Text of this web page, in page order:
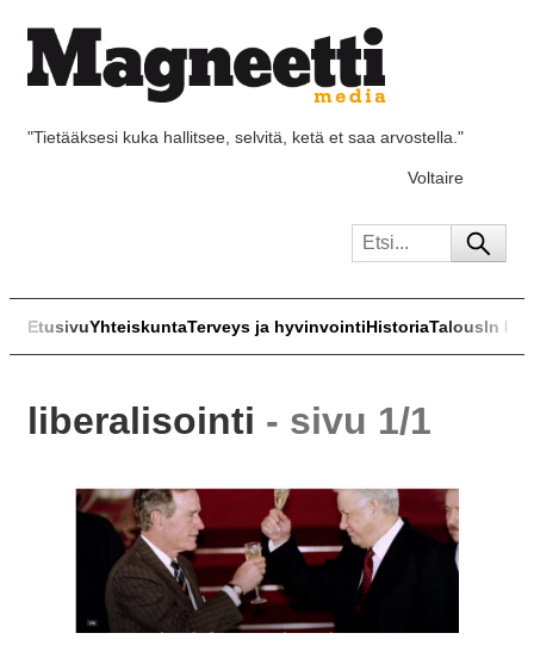
"Tietääksesi kuka hallitsee, selvitä, ketä et saa arvostella."
Voltaire
EtusivuYhteiskuntaTerveys ja hyvinvointiHistoriaTalousIn
liberalisointi - sivu 1/1